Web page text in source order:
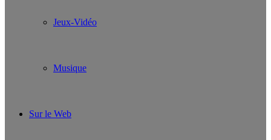
Jeux-Vidéo
Musique
Sur le Web